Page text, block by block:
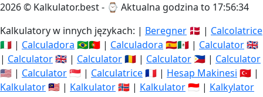
2026 © Kalkulator.best - ⌚ Aktualna godzina to 17:56:34
Kalkulatory w innych językach: | Beregner 🇩🇰 | Calcolatrice
🇮🇹 | Calculadora 🇧🇷🇵🇹 | Calculadora 🇪🇸🇲🇽 | Calculator🇬🇧
| Calculator🇬🇧 | Calculator🇷🇴 | Calculator 🇵🇭 | Calculator
🇺🇸 | Calculator🇸🇬 | Calculatrice🇫🇷 | Hesap Makinesi 🇹🇷 |
Kalkulator🇲🇾 | Kalkulator🇳🇴 | Kalkulator🇮🇩 | Kalkylator